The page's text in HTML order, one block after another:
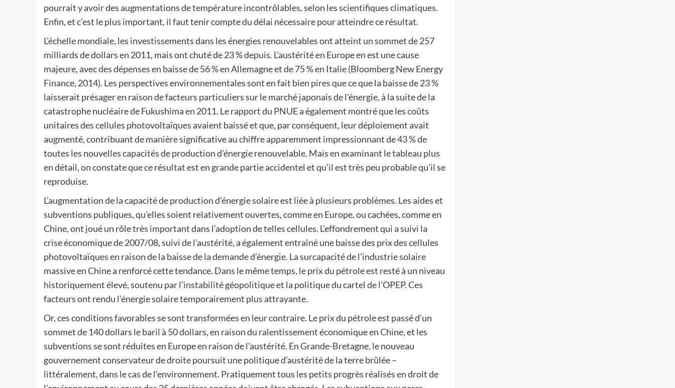
pourrait y avoir des augmentations de température incontrôlables, selon les scientifiques climatiques.
Enfin, et c’est le plus important, il faut tenir compte du délai nécessaire pour atteindre ce résultat.
L’échelle mondiale, les investissements dans les énergies renouvelables ont atteint un sommet de 257
milliards de dollars en 2011, mais ont chuté de 23 % depuis. L’austérité en Europe en est une cause
majeure, avec des dépenses en baisse de 56 % en Allemagne et de 75 % en Italie (Bloomberg New Energy
Finance, 2014). Les perspectives environnementales sont en fait bien pires que ce que la baisse de 23 %
laisserait présager en raison de facteurs particuliers sur le marché japonais de l’énergie, à la suite de la
catastrophe nucléaire de Fukushima en 2011. Le rapport du PNUE a également montré que les coûts
unitaires des cellules photovoltaïques avaient baissé et que, par conséquent, leur déploiement avait
augmenté, contribuant de manière significative au chiffre apparemment impressionnant de 43 % de
toutes les nouvelles capacités de production d’énergie renouvelable. Mais en examinant le tableau plus
en détail, on constate que ce résultat est en grande partie accidentel et qu’il est très peu probable qu’il se
reproduise.
L’augmentation de la capacité de production d’énergie solaire est liée à plusieurs problèmes. Les aides et
subventions publiques, qu’elles soient relativement ouvertes, comme en Europe, ou cachées, comme en
Chine, ont joué un rôle très important dans l’adoption de telles cellules. L’effondrement qui a suivi la
crise économique de 2007/08, suivi de l’austérité, a également entraîné une baisse des prix des cellules
photovoltaïques en raison de la baisse de la demande d’énergie. La surcapacité de l’industrie solaire
massive en Chine a renforcé cette tendance. Dans le même temps, le prix du pétrole est resté à un niveau
historiquement élevé, soutenu par l’instabilité géopolitique et la politique du cartel de l’OPEP. Ces
facteurs ont rendu l’énergie solaire temporairement plus attrayante.
Or, ces conditions favorables se sont transformées en leur contraire. Le prix du pétrole est passé d’un
sommet de 140 dollars le baril à 50 dollars, en raison du ralentissement économique en Chine, et les
subventions se sont réduites en Europe en raison de l’austérité. En Grande-Bretagne, le nouveau
gouvernement conservateur de droite poursuit une politique d’austérité de la terre brûlée –
littéralement, dans le cas de l’environnement. Pratiquement tous les petits progrès réalisés en droit de